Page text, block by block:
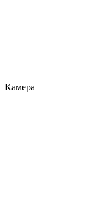
Камера